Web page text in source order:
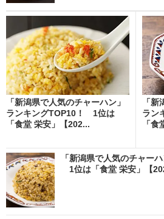
「新潟県で人気のチャーハン」
ランキングTOP10！ 1位は
「食堂 栄安」【202...
「
ラン
「
「新潟県で人気のチャー
1位は「食堂 栄安」【